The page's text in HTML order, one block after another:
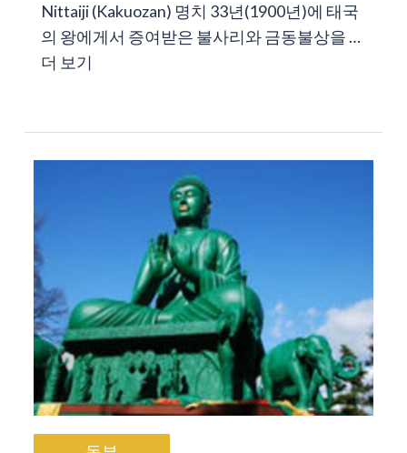
Nittaiji (Kakuozan) 명치 33년(1900년)에 태국
의 왕에게서 증여받은 불사리와 금동불상을 …
더 보기